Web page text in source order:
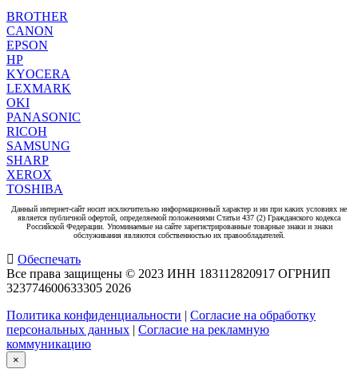
BROTHER
CANON
EPSON
HP
KYOCERA
LEXMARK
OKI
PANASONIC
RICOH
SAMSUNG
SHARP
XEROX
TOSHIBA
Данный интернет-сайт носит исключительно информационный характер и ни при каких условиях не
является публичной офертой, определяемой положениями Статьи 437 (2) Гражданского кодекса
Российской Федерации. Упоминаемые на сайте зарегистрированные товарные знаки и знаки
обслуживания являются собственностью их правообладателей.
Обеспечать
Все права защищены © 2023 ИНН 183112820917 ОГРНИП
323774600633305 2026
Политика конфиденциальности | Согласие на обработку
персональных данных | Согласие на рекламную
коммуникацию
×